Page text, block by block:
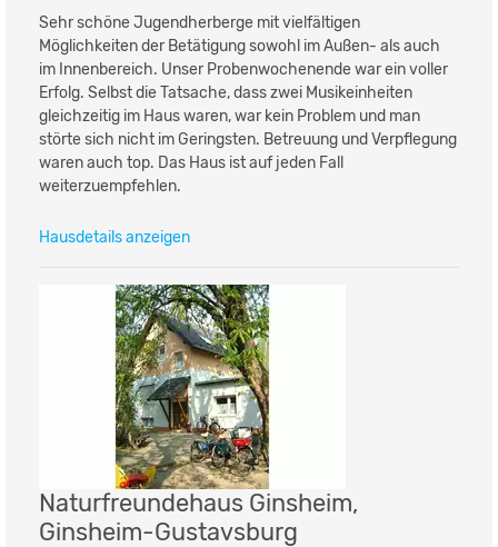
Sehr schöne Jugendherberge mit vielfältigen
Möglichkeiten der Betätigung sowohl im Außen- als auch
im Innenbereich. Unser Probenwochenende war ein voller
Erfolg. Selbst die Tatsache, dass zwei Musikeinheiten
gleichzeitig im Haus waren, war kein Problem und man
störte sich nicht im Geringsten. Betreuung und Verpflegung
waren auch top. Das Haus ist auf jeden Fall
weiterzuempfehlen.
Hausdetails anzeigen
Naturfreundehaus Ginsheim,
Ginsheim-Gustavsburg